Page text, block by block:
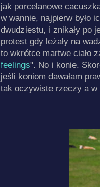
jak porcelanowe
w wannie, najpierw było
dwudziestu, i znikały po
protest gdy leżały na
to wkrótce martwe ciało
feelings". No i konie.
jeśli koniom dawałam
tak oczywiste rzeczy a